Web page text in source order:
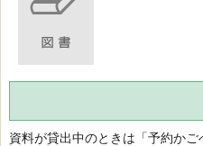
資料が貸出中のときは「予約か